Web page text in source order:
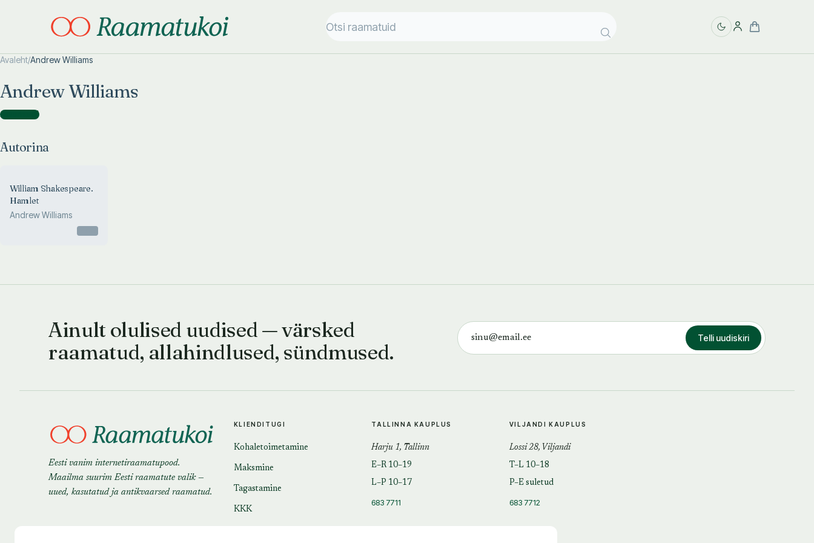
Avaleht/Andrew Williams
Andrew Williams
Autorina )
Autorina
William Shakespeare.
Hamlet
Andrew Williams
Ainult olulised uudised — värsked
raamatud, allahindlused, sündmused.
Telli uudiskiri
Eesti vanim internetiraamatupood.
Maailma suurim Eesti raamatute valik —
uued, kasutatud ja antikvaarsed raamatud.
KLIENDITUGI
Kohaletoimetamine
Maksmine
Tagastamine
KKK
TALLINNA KAUPLUS
Harju 1, Tallinn
E–R 10–19
L–P 10–17
683 7711
VILJANDI KAUPLUS
Lossi 28, Viljandi
T–L 10–18
P–E suletud
683 7712